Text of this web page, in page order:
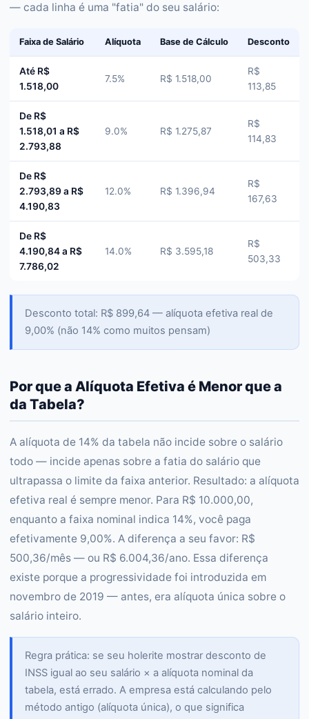
— cada linha é uma "fatia" do seu salário:
Faixa de Salário Alíquota Base de Cálculo Desconto
Até R$
1.518,00
7.5% R$ 1.518,00
R$
113,85
De R$
1.518,01 a R$
2.793,88
9.0% R$ 1.275,87
R$
114,83
De R$
2.793,89 a R$
4.190,83
12.0% R$ 1.396,94
R$
167,63
De R$
4.190,84 a R$
7.786,02
14.0% R$ 3.595,18
R$
503,33
Desconto total: R$ 899,64 — alíquota efetiva real de
9,00% (não 14% como muitos pensam)
Por que a Alíquota Efetiva é Menor que a
da Tabela?
A alíquota de 14% da tabela não incide sobre o salário
todo — incide apenas sobre a fatia do salário que
ultrapassa o limite da faixa anterior. Resultado: a alíquota
efetiva real é sempre menor. Para R$ 10.000,00,
enquanto a faixa nominal indica 14%, você paga
efetivamente 9,00%. A diferença a seu favor: R$
500,36/mês — ou R$ 6.004,36/ano. Essa diferença
existe porque a progressividade foi introduzida em
novembro de 2019 — antes, era alíquota única sobre o
salário inteiro.
Regra prática: se seu holerite mostrar desconto de
INSS igual ao seu salário × a alíquota nominal da
tabela, está errado. A empresa está calculando pelo
método antigo (alíquota única), o que significa